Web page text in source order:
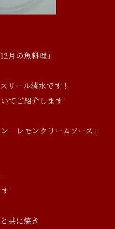
月の魚料理」
リール清水です！
てご紹介します
レモンクリームソース」
共に焼き